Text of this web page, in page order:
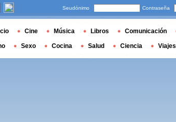
Seudónimo Contraseña
Cine Música Libros Comunicación
Sexo Cocina Salud Ciencia Viajes